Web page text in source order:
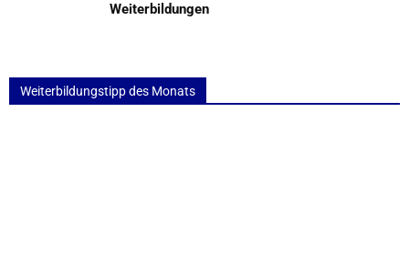
Weiterbildungen
Weiterbildungstipp des Monats